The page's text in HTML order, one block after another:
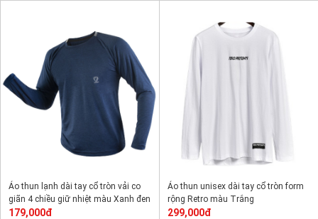
Áo thun lạnh dài tay cổ tròn vải co
giãn 4 chiều giữ nhiệt màu Xanh đen
179,000đ
Áo thun unisex dài tay cổ tròn form
rộng Retro màu Trắng
299,000đ